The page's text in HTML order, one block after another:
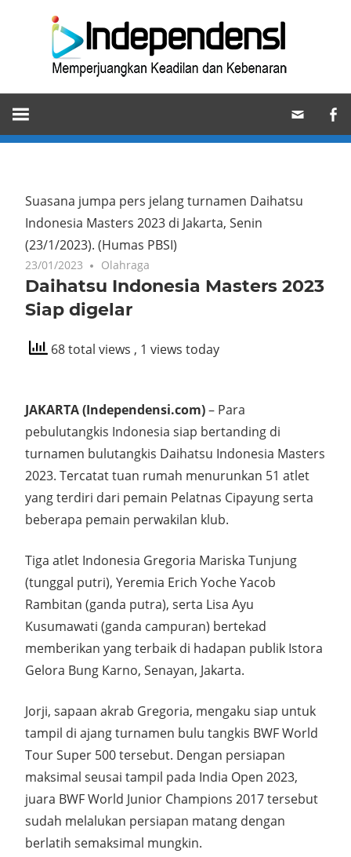
Memperjuangkan
Keadilan
dan
Suasana jumpa pers jelang turnamen Daihatsu
Indonesia Masters 2023 di Jakarta, Senin
(23/1/2023). (Humas PBSI)
23/01/2023 Olahraga
Daihatsu Indonesia Masters 2023
Siap digelar
68 total views , 1 views today
JAKARTA (Independensi.com)– Para
pebulutangkis Indonesia siap bertanding di
turnamen bulutangkis Daihatsu Indonesia Masters
2023. Tercatat tuan rumah menurunkan 51 atlet
yang terdiri dari pemain Pelatnas Cipayung serta
beberapa pemain perwakilan klub.
Tiga atlet Indonesia Gregoria Mariska Tunjung
(tunggal putri), Yeremia Erich Yoche Yacob
Rambitan (ganda putra), serta Lisa Ayu
Kusumawati (ganda campuran) bertekad
memberikan yang terbaik di hadapan publik Istora
Gelora Bung Karno, Senayan, Jakarta.
Jorji, sapaan akrab Gregoria, mengaku siap untuk
tampil di ajang turnamen bulu tangkis BWF World
Tour Super 500 tersebut. Dengan persiapan
maksimal seusai tampil pada India Open 2023,
juara BWF World Junior Champions 2017 tersebut
sudah melalukan persiapan matang dengan
berlatih semaksimal mungkin.